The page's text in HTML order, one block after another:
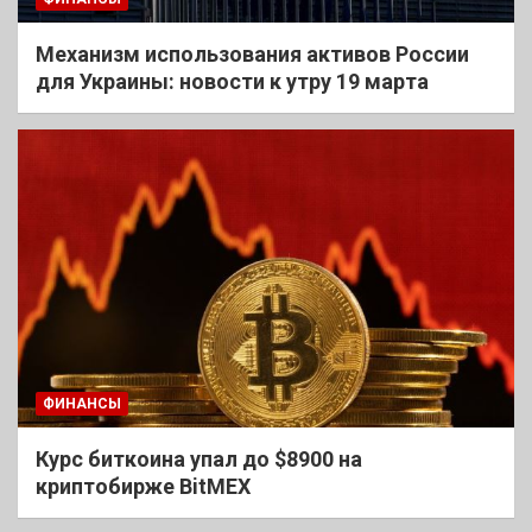
Механизм использования активов России
для Украины: новости к утру 19 марта
ФИНАНСЫ
Курс биткоина упал до $8900 на
криптобирже BitMEX